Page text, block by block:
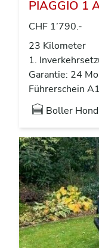
PIAGGIO 1
CHF 1’790.-
23 Kilometer
1.
Garantie: 24
Führerschein
Boller